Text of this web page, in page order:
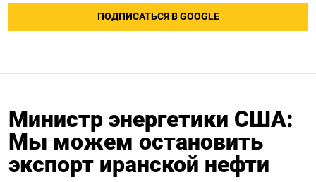
ПОДПИСАТЬСЯ В GOOGLE
Министр энергетики США:
Мы можем остановить
экспорт иранской нефти